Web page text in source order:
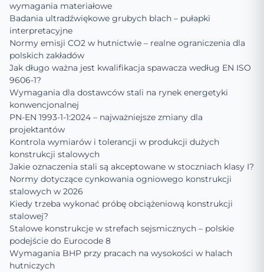
wymagania materiałowe
Badania ultradźwiękowe grubych blach – pułapki
interpretacyjne
Normy emisji CO2 w hutnictwie – realne ograniczenia dla
polskich zakładów
Jak długo ważna jest kwalifikacja spawacza według EN ISO
9606-1?
Wymagania dla dostawców stali na rynek energetyki
konwencjonalnej
PN-EN 1993-1-1:2024 – najważniejsze zmiany dla
projektantów
Kontrola wymiarów i tolerancji w produkcji dużych
konstrukcji stalowych
Jakie oznaczenia stali są akceptowane w stoczniach klasy I?
Normy dotyczące cynkowania ogniowego konstrukcji
stalowych w 2026
Kiedy trzeba wykonać próbę obciążeniową konstrukcji
stalowej?
Stalowe konstrukcje w strefach sejsmicznych – polskie
podejście do Eurocode 8
Wymagania BHP przy pracach na wysokości w halach
hutniczych